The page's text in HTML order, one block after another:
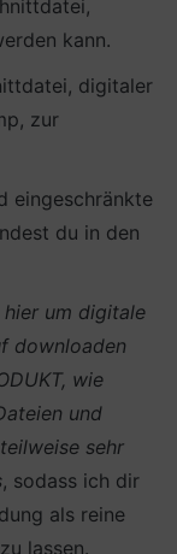
kann.
digitaler
zur
eingeschränkte
du in den
um digitale
downloaden
wie
und
sehr
, sodass ich dir
als reine
lassen.